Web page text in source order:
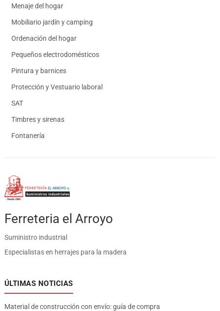
Menaje del hogar
Mobiliario jardín y camping
Ordenación del hogar
Pequeños electrodomésticos
Pintura y barnices
Protección y Vestuario laboral
SAT
Timbres y sirenas
Fontanería
Ferreteria el Arroyo
Suministro industrial
Especialistas en herrajes para la madera
ÚLTIMAS NOTICIAS
Material de construcción con envío: guía de compra